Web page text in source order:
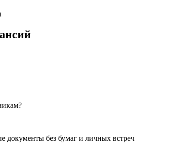
документы без бумаг и личных встреч